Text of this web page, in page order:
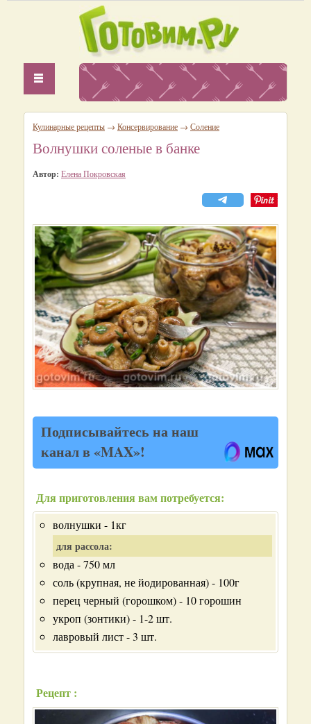
Кулинарные рецепты → Консервирование → Соление
Волнушки соленые в банке
Автор: Елена Покровская
Подписывайтесь на наш
канал в «MAX»!
Для приготовления вам потребуется:
волнушки - 1кг
для рассола:
вода - 750 мл
соль (крупная, не йодированная) - 100г
перец черный (горошком) - 10 горошин
укроп (зонтики) - 1-2 шт.
лавровый лист - 3 шт.
Рецепт :